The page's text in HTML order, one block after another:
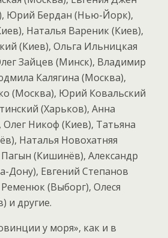
Юрий Бердан (Нью-Йорк),
Наталья Вареник (Киев),
(Киев), Ольга Ильницкая
Зайцев (Минск), Владимир
Калягина (Москва),
(Москва), Юрий Ковальский
(Харьков), Анна
Никоф (Киев), Татьяна
Наталья Новохатняя
(Кишинёв), Александр
Дону), Евгений Степанов
(Выборг), Олеся
и другие.
у моря», как и в